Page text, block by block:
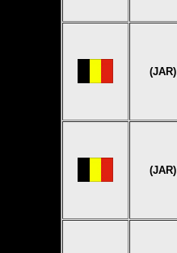
(JAR)
(JAR)